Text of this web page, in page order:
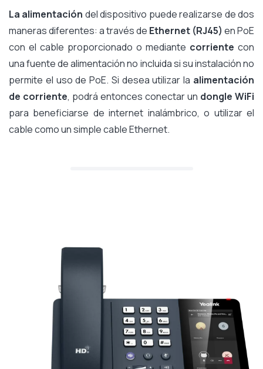
La alimentación del dispositivo puede realizarse de dos
maneras diferentes: a través de Ethernet (RJ45) en PoE
con el cable proporcionado o mediante corriente con
una fuente de alimentación no incluida si su instalación no
permite el uso de PoE. Si desea utilizar la alimentación
de corriente, podrá entonces conectar un dongle WiFi
para beneficiarse de internet inalámbrico, o utilizar el
cable como un simple cable Ethernet.